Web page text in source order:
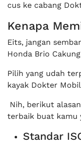
cus ke cabang
Kenapa
Eits, jangan
Honda Brio
Pilih yang udah
kayak Dokter
Nih, berikut
terbaik buat kamu
Standar